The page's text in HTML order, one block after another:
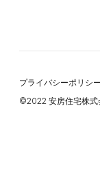
プライバシーポリシー
©️2022 安房住宅株